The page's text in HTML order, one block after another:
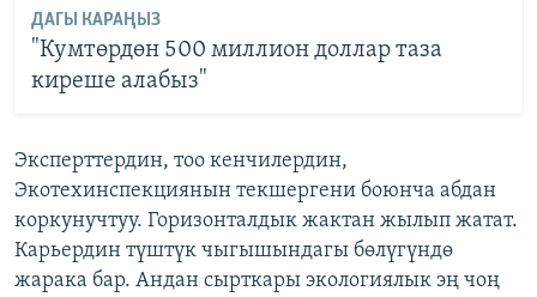
ДАГЫ КАРАҢЫЗ
"Кумтөрдөн 500 миллион доллар таза
киреше алабыз"
Эксперттердин, тоо кенчилердин,
Экотехинспекциянын текшергени боюнча абдан
коркунучтуу. Горизонталдык жактан жылып жатат.
Карьердин түштүк чыгышындагы бөлүгүндө
жарака бар. Андан сырткары экологиялык эң чоң